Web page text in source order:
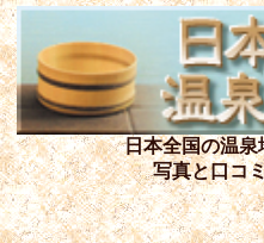
日本全国の温
写真と口コ